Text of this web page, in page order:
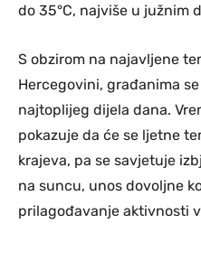
do 35°C, najviše u južnim
S obzirom na najavljene
Hercegovini, građanima
najtoplijeg dijela dana.
pokazuje da će se ljetne
krajeva, pa se savjetuje
na suncu, unos dovoljne
prilagođavanje aktivnosti